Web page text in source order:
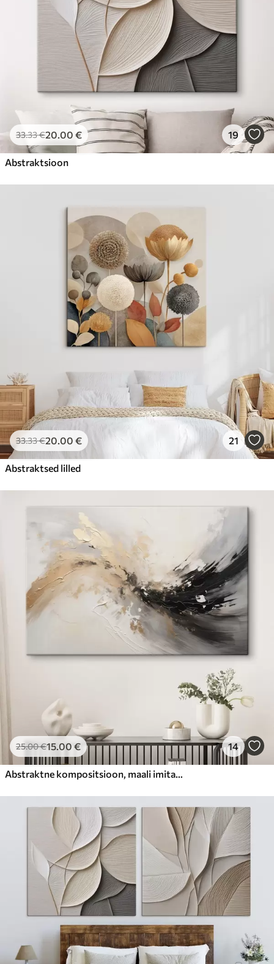
33.33€20.00 € 19
Abstraktsioon
33.33€20.00 € 21
Abstraktsed lilled
25.00€15.00 € 14
Abstraktne kompositsioon, maali imitatsioon